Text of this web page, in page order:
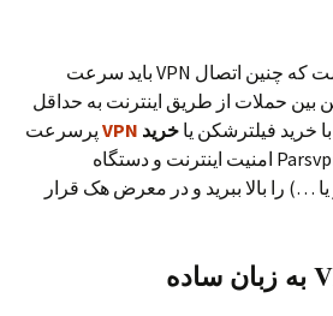
با این وجود باید توجه داشت که چنین اتصال VPN باید سرعت
بین حملات از طریق اینترنت به حداقل
خرید فیلترشکن یا خرید VPN پرسرعت
از سایت مرجع Parsvpn.online امنیت اینترنت و دستگاه
یا …) را بالا ببرید و در معرض هک قرار